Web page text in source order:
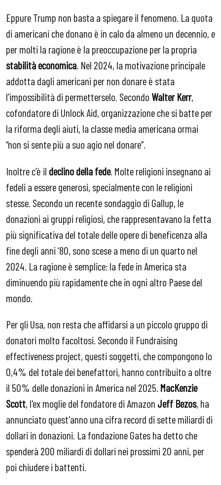
Eppure Trump non basta a spiegare il fenomeno. La quota
di americani che donano è in calo da almeno un decennio, e
per molti la ragione è la preoccupazione per la propria
stabilità economica . Nel 2024, la motivazione principale
addotta dagli americani per non donare è stata
l’impossibilità di permetterselo. Secondo Walter Kerr,
cofondatore di Unlock Aid, organizzazione che si batte per
la riforma degli aiuti, la classe media americana ormai
“non si sente più a suo agio nel donare”.
Inoltre c’è il declino della fede. Molte religioni insegnano ai
fedeli a essere generosi, specialmente con le religioni
stesse. Secondo un recente sondaggio di Gallup, le
donazioni ai gruppi religiosi, che rappresentavano la fetta
più significativa del totale delle opere di beneficenza alla
fine degli anni ‘80, sono scese a meno di un quarto nel
2024. La ragione è semplice: la fede in America sta
diminuendo più rapidamente che in ogni altro Paese del
mondo.
Per gli Usa, non resta che affidarsi a un piccolo gruppo di
donatori molto facoltosi. Secondo il Fundraising
effectiveness project, questi soggetti, che compongono lo
0,4% del totale dei benefattori, hanno contribuito a oltre
il 50% delle donazioni in America nel 2025. MacKenzie
Scott, l'ex moglie del fondatore di Amazon Jeff Bezos, ha
annunciato quest'anno una cifra record di sette miliardi di
dollari in donazioni. La fondazione Gates ha detto che
spenderà 200 miliardi di dollari nei prossimi 20 anni, per
poi chiudere i battenti.